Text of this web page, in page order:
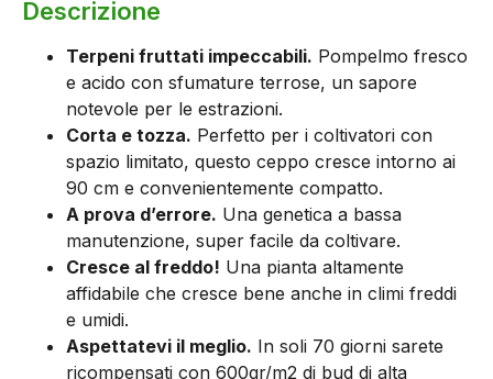
Descrizione
Terpeni fruttati impeccabili. Pompelmo fresco
e acido con sfumature terrose, un sapore
notevole per le estrazioni.
Corta e tozza. Perfetto per i coltivatori con
spazio limitato, questo ceppo cresce intorno ai
90 cm e convenientemente compatto.
A prova d’errore. Una genetica a bassa
manutenzione, super facile da coltivare.
Cresce al freddo! Una pianta altamente
affidabile che cresce bene anche in climi freddi
e umidi.
Aspettatevi il meglio. In soli 70 giorni sarete
ricompensati con 600gr/m2 di bud di alta